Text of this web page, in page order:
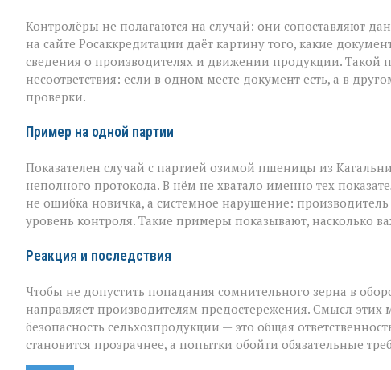
Контролёры не полагаются на случай: они сопоставляют
на сайте Росаккредитации даёт картину того, какие
сведения о производителях и движении продукции. Такой
несоответствия: если в одном месте документ есть, а в
проверки.
Пример на одной партии
Показателен случай с партией озимой пшеницы из
неполного протокола. В нём не хватало именно тех
не ошибка новичка, а системное нарушение:
уровень контроля. Такие примеры показывают, насколько
Реакция и последствия
Чтобы не допустить попадания сомнительного зерна в
направляет производителям предостережения. Смысл этих
безопасность сельхозпродукции — это общая
становится прозрачнее, а попытки обойти обязательные